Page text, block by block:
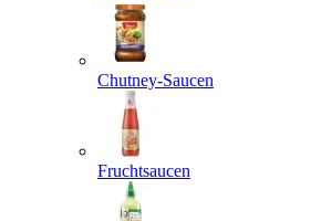
Chutney-Saucen
Fruchtsaucen